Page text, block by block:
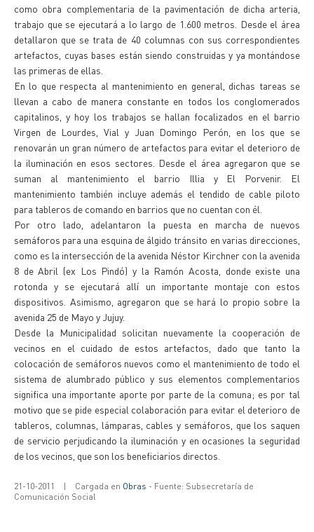
como obra complementaria de la pavimentación de dicha arteria,
trabajo que se ejecutará a lo largo de 1.600 metros. Desde el área
detallaron que se trata de 40 columnas con sus correspondientes
artefactos, cuyas bases están siendo construidas y ya montándose
las primeras de ellas.
En lo que respecta al mantenimiento en general, dichas tareas se
llevan a cabo de manera constante en todos los conglomerados
capitalinos, y hoy los trabajos se hallan focalizados en el barrio
Virgen de Lourdes, Vial y Juan Domingo Perón, en los que se
renovarán un gran número de artefactos para evitar el deterioro de
la iluminación en esos sectores. Desde el área agregaron que se
suman al mantenimiento el barrio Illia y El Porvenir. El
mantenimiento también incluye además el tendido de cable piloto
para tableros de comando en barrios que no cuentan con él.
Por otro lado, adelantaron la puesta en marcha de nuevos
semáforos para una esquina de álgido tránsito en varias direcciones,
como es la intersección de la avenida Néstor Kirchner con la avenida
8 de Abril (ex Los Pindó) y la Ramón Acosta, donde existe una
rotonda y se ejecutará allí un importante montaje con estos
dispositivos. Asimismo, agregaron que se hará lo propio sobre la
avenida 25 de Mayo y Jujuy.
Desde la Municipalidad solicitan nuevamente la cooperación de
vecinos en el cuidado de estos artefactos, dado que tanto la
colocación de semáforos nuevos como el mantenimiento de todo el
sistema de alumbrado público y sus elementos complementarios
significa una importante aporte por parte de la comuna; es por tal
motivo que se pide especial colaboración para evitar el deterioro de
tableros, columnas, lámparas, cables y semáforos, que los saquen
de servicio perjudicando la iluminación y en ocasiones la seguridad
de los vecinos, que son los beneficiarios directos.
21-10-2011 | Cargada en Obras - Fuente: Subsecretaría de
Comunicación Social